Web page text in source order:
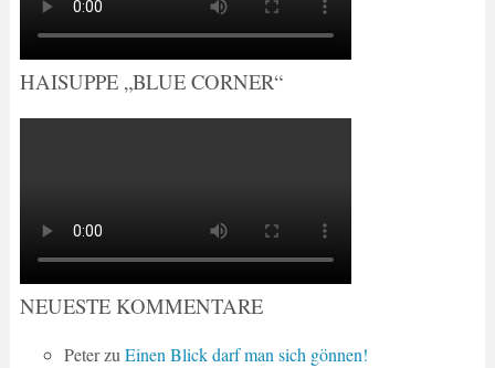
HAISUPPE „BLUE CORNER“
NEUESTE KOMMENTARE
PeterzuEinen Blick darf man sich gönnen!